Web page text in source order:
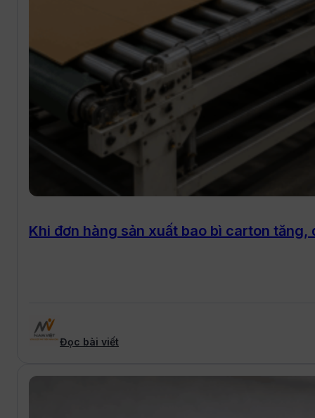
Khi đơn hàng sản xuất bao bì carton
Đọc bài viết